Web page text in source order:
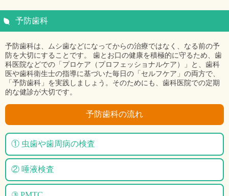
予防歯科
予防歯科は、ムシ歯などになってからの治療ではなく、なる前の予
防を大切にすることです。 歯とお口の健康を積極的に守るため、歯
科医院などでの「プロケア（プロフェッショナルケア）」と、歯科
医や歯科衛生士の指導に基づいた毎日の「セルフケア」の両方で、
「予防歯科」を実践しましょう。そのためにも、歯科医院での定期
的な健診が大切です。
予防歯科の流れ
① 虫歯や歯周病の検査
② 唾液検査